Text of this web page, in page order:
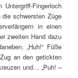
Fingerloch
schwersten Züge
in einen
zweiten Hand dazu
„Huh!“ Füße
an den getickten
und… „Puh! –